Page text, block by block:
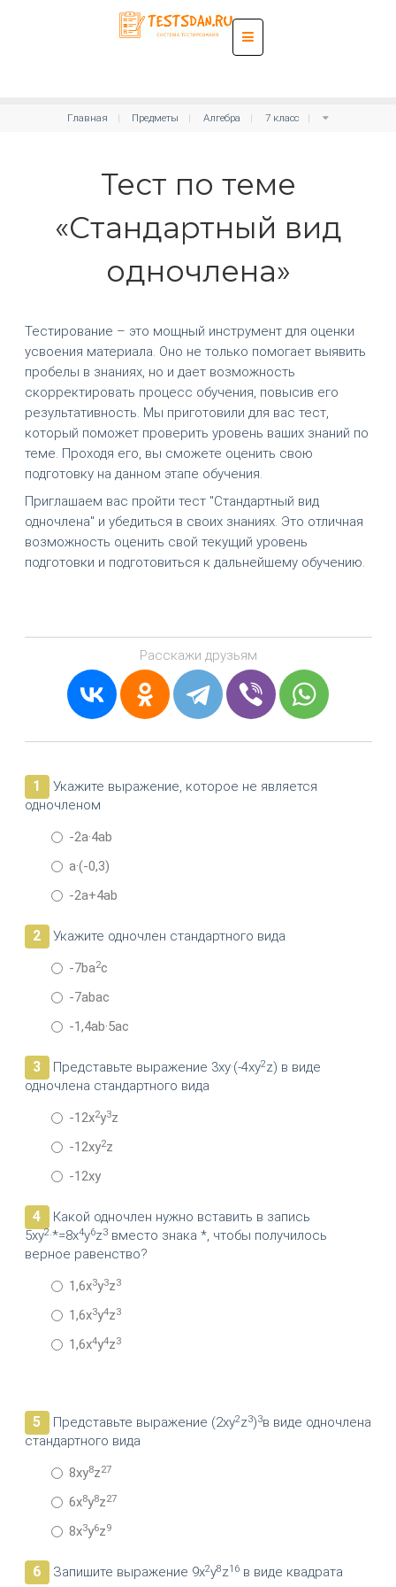
Главная Предметы Алгебра 7 класс
Тест по теме
«Стандартный вид
одночлена»
Тестирование – это мощный инструмент для оценки
усвоения материала. Оно не только помогает выявить
пробелы в знаниях, но и дает возможность
скорректировать процесс обучения, повысив его
результативность. Мы приготовили для вас тест,
который поможет проверить уровень ваших знаний по
теме. Проходя его, вы сможете оценить свою
подготовку на данном этапе обучения.
Приглашаем вас пройти тест "Стандартный вид
одночлена" и убедиться в своих знаниях. Это отличная
возможность оценить свой текущий уровень
подготовки и подготовиться к дальнейшему обучению.
Расскажи друзьям
1
Укажите выражение, которое не является
одночленом
-2a·4ab
a·(-0,3)
-2a+4ab
2
Укажите одночлен стандартного вида
-7ba2c
-7abac
-1,4ab·5ac
3 Представьте выражение 3xy·(-4xy2z) в виде
одночлена стандартного вида
-12x2y3z
-12xy2z
-12xy
4
Какой одночлен нужно вставить в запись
5xy2·*=8x4y6z3вместо знака *, чтобы получилось
верное равенство?
1,6x3y3z3
1,6x3y4z3
1,6x4y4z3
5 Представьте выражение (2xy2z3)3в виде одночлена
стандартного вида
8xy8z27
6x8y8z27
8x3y6z9
6 Запишите выражение 9x2y8z16в виде квадрата